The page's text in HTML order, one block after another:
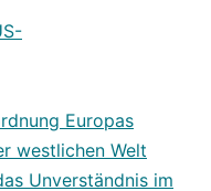
Europas
westlichen Welt
Unverständnis im